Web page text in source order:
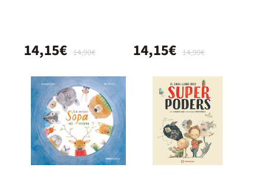
14,90€
14,15€ 14,90€
14,15€